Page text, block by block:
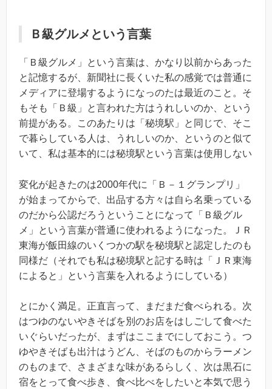
Ｂ級グルメという言葉
「Ｂ級グルメ」という言葉は、かなり以前からあった
と記憶するが、新聞社に長くいた私の感覚では普通に
メディアに登場するようになっのたは最近のこと。そ
もそも「Ｂ級」と言われた方はうれしいのか、という
前提がある。このあたりは「秘境駅」と同じで、そこ
で暮らしている人は、うれしいのか、というのと似て
いて、私は基本的には秘境駅という言葉は使用しない
変化が起きたのは2000年代に「Ｂ－１グランプリ」
が始まってからで、出品する方々は自ら名乗っている
のだから公認だろうということになって「Ｂ級グル
メ」という言葉が普通に使われるようになった。ＪＲ
東海が飯田線のいくつかの駅を秘境駅と認定したのも
同様だ（それでも私は秘境駅と記する時は「ＪＲ東海
によると」という言葉を入れるようにしている）
とにかく満足。正直言って、まだまだ食べられる。次
はつゆのないやきそばを別のお店をはしごして食べた
いぐらいだったが、まずはここまでにしておこう。つ
ゆやきそばも出汁はうどん、そばのものからラーメン
のものまで、さまざまな味があるらしく、次は黒石に
宿をとって食べ歩き、食べ比べをしたいと本気で思う